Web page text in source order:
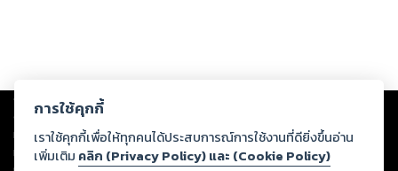
Copyright © 2026
ต่อผลงานหรือเนื้อหาใดที่อัปโหลดผ่านเว็บไซต์และปรากฏว่าละเมิดสิทธิใน
ทรัพย์สินทางปัญญาของบุคคลอื่นหรือขัดต่อกฎหมายและศีลธรรม ดังนั้น ผู้อ่าน
ทุกท่านโปรดใช้วิจารณญาณในการกลั่นกรองด้วยตนเอง และหากท่านพบว่าส่วน
การใช้คุกกี้
เราใช้คุกกี้เพื่อให้ทุกคนได้ประสบการณ์การใช้งานที่ดียิ่งขึ้นอ่าน
เพิ่มเติม คลิก (Privacy Policy) และ (Cookie Policy)